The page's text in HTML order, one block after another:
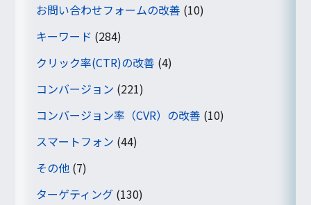
お問い合わせフォームの改善 (10)
キーワード (284)
クリック率(CTR)の改善 (4)
コンバージョン (221)
コンバージョン率（CVR）の改善 (10)
スマートフォン (44)
その他 (7)
ターゲティング (130)